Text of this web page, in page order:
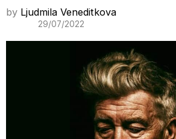
by Ljudmila Veneditkova
29/07/2022